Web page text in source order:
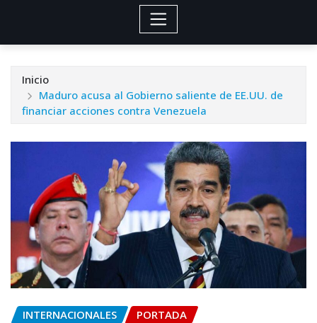
Inicio
Maduro acusa al Gobierno saliente de EE.UU. de
financiar acciones contra Venezuela
INTERNACIONALES PORTADA